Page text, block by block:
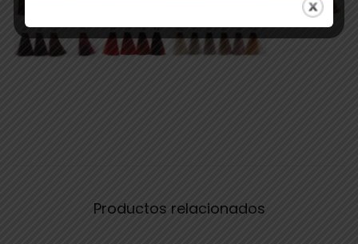
Productos relacionados